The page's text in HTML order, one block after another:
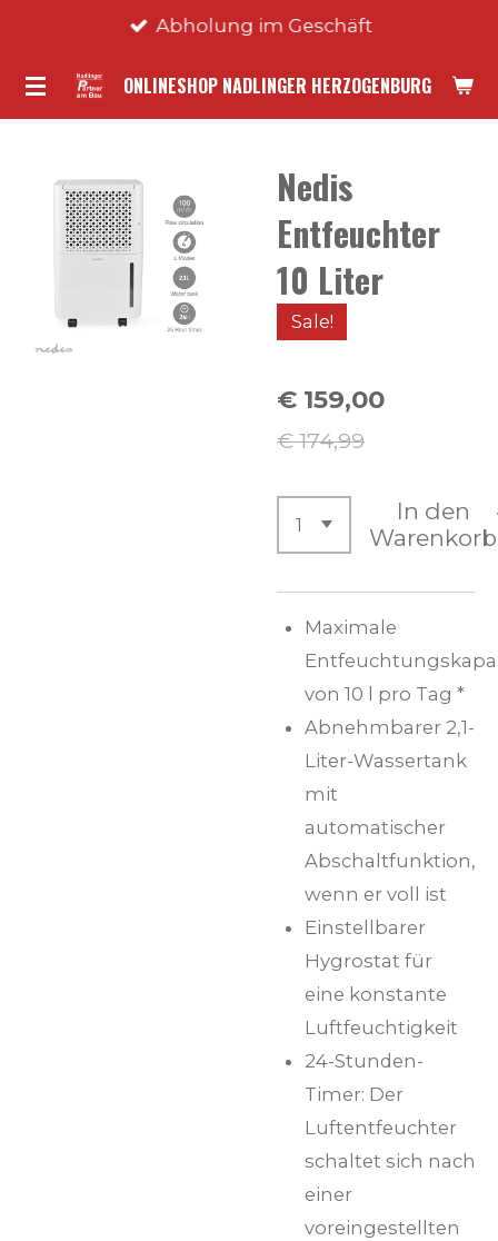
springen
ONLINESHOP NADLINGER HERZOGENBURG
Abholung im Geschäft
Nedis
Entfeuchter
10 Liter
Sale!
€ 159,00
€ 174,99
In den
Warenkorb
Maximale
von 10 l pro Tag *
Abnehmbarer 2,1-
Liter-Wassertank
mit
automatischer
Abschaltfunktion,
wenn er voll ist
Einstellbarer
Hygrostat für
eine konstante
Luftfeuchtigkeit
24-Stunden-
Timer: Der
Luftentfeuchter
schaltet sich nach
einer
voreingestellten